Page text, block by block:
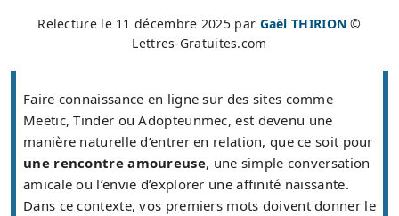
Relecture le 11 décembre 2025 par Gaël THIRION ©
Lettres-Gratuites.com
Faire connaissance en ligne sur des sites comme
Meetic, Tinder ou Adopteunmec, est devenu une
manière naturelle d’entrer en relation, que ce soit pour
une rencontre amoureuse, une simple conversation
amicale ou l’envie d’explorer une affinité naissante.
Dans ce contexte, vos premiers mots doivent donner le